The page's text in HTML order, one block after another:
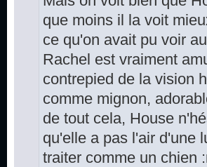
que moins il la voit
ce qu'on avait pu voir
Rachel est vraiment
contrepied de la vision
comme mignon,
de tout cela, House
qu'elle a pas l'air d'une
traiter comme un chien